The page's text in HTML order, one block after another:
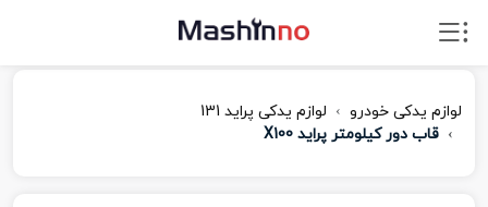
لوازم یدکی خودرو
لوازم یدکی پراید 131
قاب دور کیلومتر پراید X100